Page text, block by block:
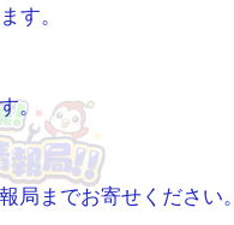
す。
。
局までお寄せください。